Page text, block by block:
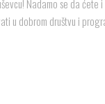
Nadamo se da ćete
u dobrom društvu i